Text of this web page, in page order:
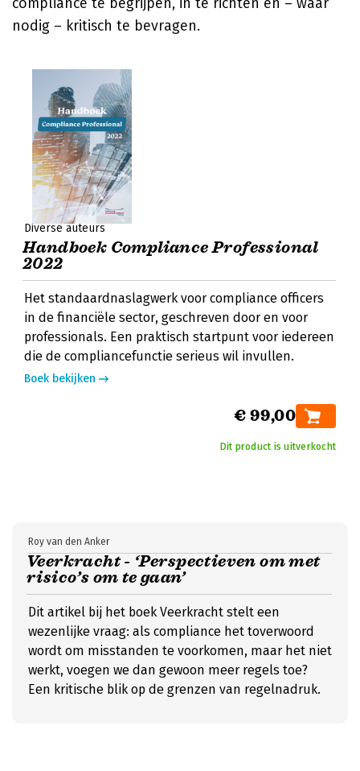
nodig – kritisch te bevragen.
Diverse auteurs
Handboek Compliance Professional
2022
Het standaardnaslagwerk voor compliance officers
in de financiële sector, geschreven door en voor
professionals. Een praktisch startpunt voor iedereen
die de compliancefunctie serieus wil invullen.
Boek bekijken
€ 99,00
Dit product is uitverkocht
Veerkracht - ‘Perspectieven om met
risico’s om te gaan’
Roy van den Anker
Dit artikel bij het boek Veerkracht stelt een
wezenlijke vraag: als compliance het toverwoord
wordt om misstanden te voorkomen, maar het niet
werkt, voegen we dan gewoon meer regels toe?
Een kritische blik op de grenzen van regelnadruk.